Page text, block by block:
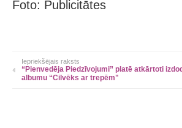
Foto: Publicitātes
Iepriekšējais raksts
“Pienvedēja Piedzīvojumi” platē atkārtoti izdod
albumu “Cilvēks ar trepēm"